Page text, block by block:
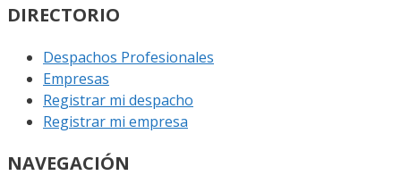
DIRECTORIO
Despachos Profesionales
Empresas
Registrar mi despacho
Registrar mi empresa
NAVEGACIÓN